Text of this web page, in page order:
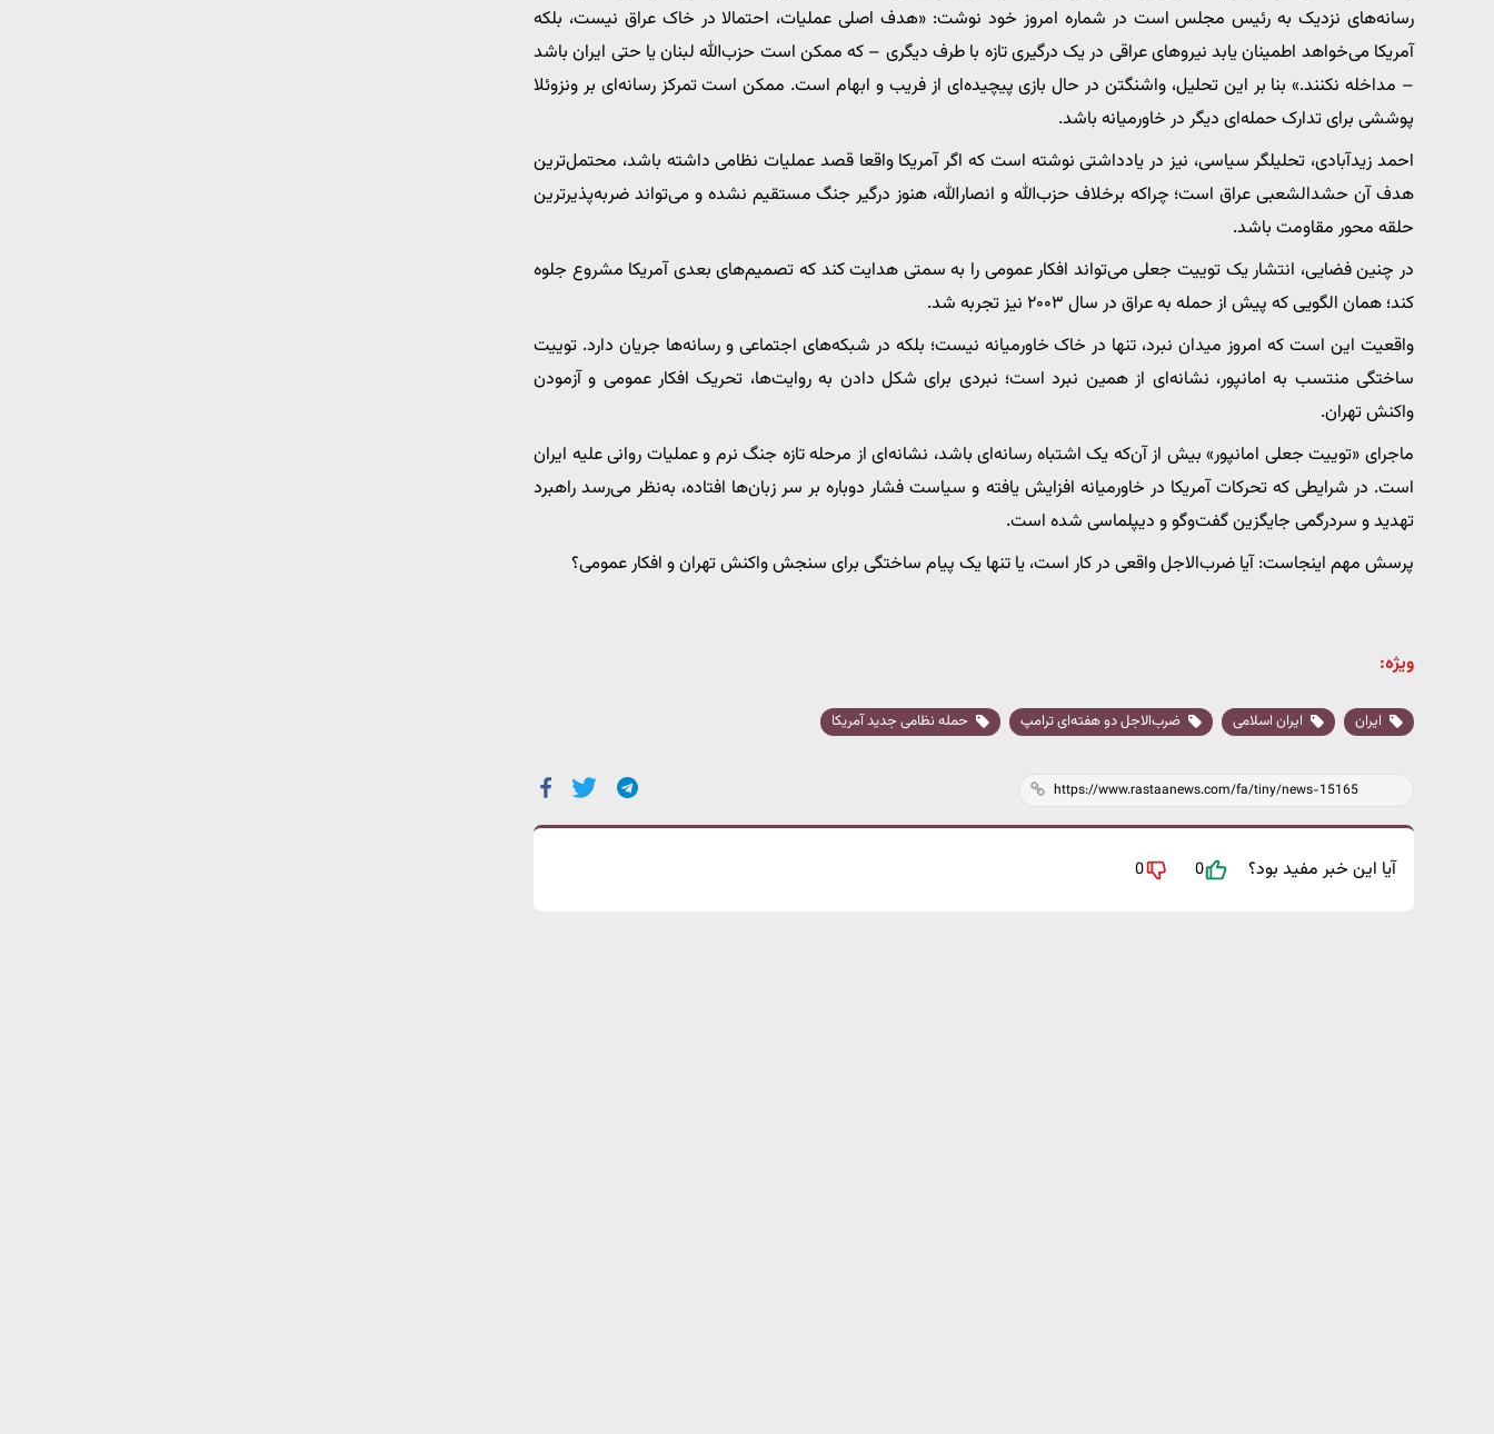
رسانه‌های نزدیک به رئیس مجلس است در شماره امروز خود نوشت: «هدف اصلی عملیات، احتمالا در خاک عراق نیست، بلکه
آمریکا می‌خواهد اطمینان یابد نیرو‌های عراقی در یک درگیری تازه با طرف دیگری – که ممکن است حزب‌الله لبنان یا حتی ایران باشد
– مداخله نکنند.» بنا بر این تحلیل، واشنگتن در حال بازی پیچیده‌ای از فریب و ابهام است. ممکن است تمرکز رسانه‌ای بر ونزوئلا
پوششی برای تدارک حمله‌ای دیگر در خاورمیانه باشد.
احمد زیدآبادی، تحلیلگر سیاسی، نیز در یادداشتی نوشته است که اگر آمریکا واقعا قصد عملیات نظامی داشته باشد، محتمل‌ترین
هدف آن حشدالشعبی عراق است؛ چراکه برخلاف حزب‌الله و انصارالله، هنوز درگیر جنگ مستقیم نشده و می‌تواند ضربه‌پذیرترین
حلقه محور مقاومت باشد.
در چنین فضایی، انتشار یک توییت جعلی می‌تواند افکار عمومی را به سمتی هدایت کند که تصمیم‌های بعدی آمریکا مشروع جلوه
کند؛ همان الگویی که پیش از حمله به عراق در سال ۲۰۰۳ نیز تجربه شد.
واقعیت این است که امروز میدان نبرد، تنها در خاک خاورمیانه نیست؛ بلکه در شبکه‌های اجتماعی و رسانه‌ها جریان دارد. توییت
ساختگی منتسب به امانپور، نشانه‌ای از همین نبرد است؛ نبردی برای شکل دادن به روایت‌ها، تحریک افکار عمومی و آزمودن
واکنش تهران.
ماجرای «توییت جعلی امانپور» بیش از آن‌که یک اشتباه رسانه‌ای باشد، نشانه‌ای از مرحله تازه جنگ نرم و عملیات روانی علیه ایران
است. در شرایطی که تحرکات آمریکا در خاورمیانه افزایش یافته و سیاست فشار دوباره بر سر زبان‌ها افتاده، به‌نظر می‌رسد راهبرد
تهدید و سردرگمی جایگزین گفت‌و‌گو و دیپلماسی شده است.
پرسش مهم اینجاست: آیا ضرب‌الاجل واقعی در کار است، یا تنها یک پیام ساختگی برای سنجش واکنش تهران و افکار عمومی؟
ویژه:
ایران ایران اسلامی ضرب‌الاجل دو هفته‌ای ترامپ حمله نظامی جدید آمریکا
آیا این خبر مفید بود؟ 0
0